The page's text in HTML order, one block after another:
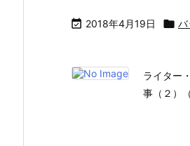
 2018年4月19日  バ
ライター
事（２）